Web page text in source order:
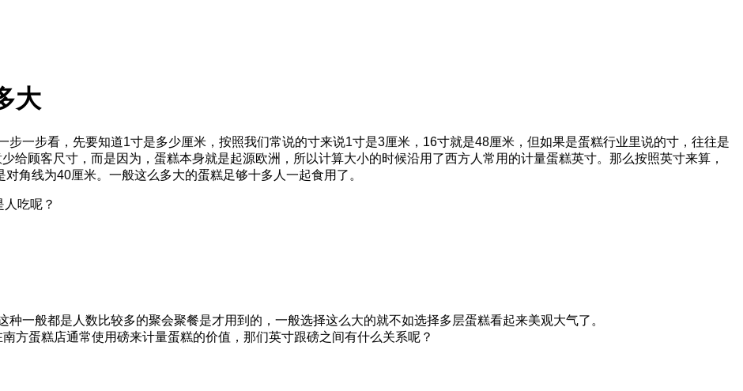
大
步一步看，先要知道1寸是多少厘米，按照我们常说的寸来说1寸是3厘米， 16寸就是48厘米，但如果是蛋糕行业里说的寸，往往是
给顾客尺寸，而是因为，蛋糕本身就是起源欧洲，所以计算大小的时候沿用了西方人常用的计量蛋糕英寸。那么按照英寸来算，
对角线为40厘米。一般这么多大的蛋糕足够十多人一起食用了。
吃呢？
一般都是人数比较多的聚会聚餐是才用到的，一般选择这么大的就不如选择多层蛋糕看起来美观大气了。
方蛋糕店通常使用磅来计量蛋糕的价值，那们英寸跟磅之间有什么关系呢？